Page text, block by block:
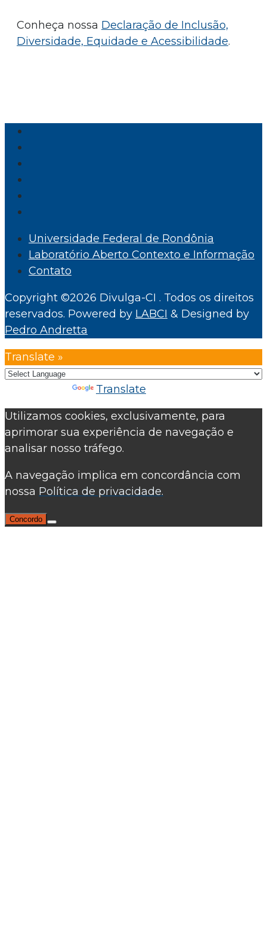
Conheça nossa Declaração de Inclusão,
Diversidade, Equidade e Acessibilidade.
Universidade Federal de Rondônia
Laboratório Aberto Contexto e Informação
Contato
Copyright ©2026 Divulga-CI . Todos os direitos
reservados. Powered by LABCI & Designed by
Pedro Andretta
Translate »
Translate
Utilizamos cookies, exclusivamente, para
aprimorar sua experiência de navegação e
analisar nosso tráfego.
A navegação implica em concordância com
nossa Política de privacidade.
Concordo